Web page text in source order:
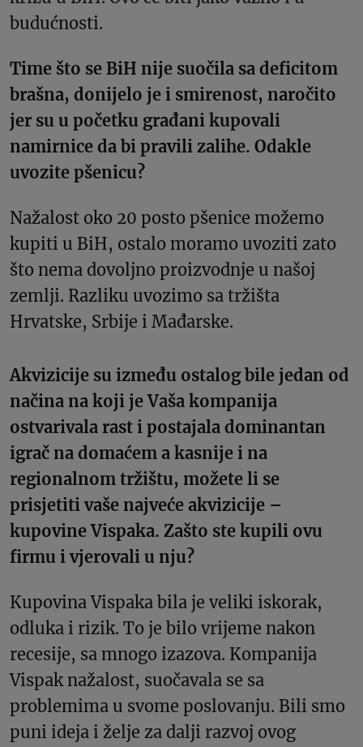
budućnosti.
Time što se BiH nije suočila sa deficitom
brašna, donijelo je i smirenost, naročito
jer su u početku građani kupovali
namirnice da bi pravili zalihe. Odakle
uvozite pšenicu?
Nažalost oko 20 posto pšenice možemo
kupiti u BiH, ostalo moramo uvoziti zato
što nema dovoljno proizvodnje u našoj
zemlji. Razliku uvozimo sa tržišta
Hrvatske, Srbije i Mađarske.
Akvizicije su između ostalog bile jedan od
načina na koji je Vaša kompanija
ostvarivala rast i postajala dominantan
igrač na domaćem a kasnije i na
regionalnom tržištu, možete li se
prisjetiti vaše najveće akvizicije –
kupovine Vispaka. Zašto ste kupili ovu
firmu i vjerovali u nju?
Kupovina Vispaka bila je veliki iskorak,
odluka i rizik. To je bilo vrijeme nakon
recesije, sa mnogo izazova. Kompanija
Vispak nažalost, suočavala se sa
problemima u svome poslovanju. Bili smo
puni ideja i želje za dalji razvoj ovog